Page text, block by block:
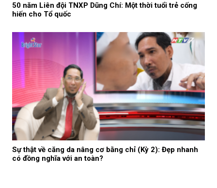
50 năm Liên đội TNXP Dũng Chí: Một thời tuổi trẻ cống
hiến cho Tổ quốc
Sự thật về căng da nâng cơ bằng chỉ (Kỳ 2): Đẹp nhanh
có đồng nghĩa với an toàn?